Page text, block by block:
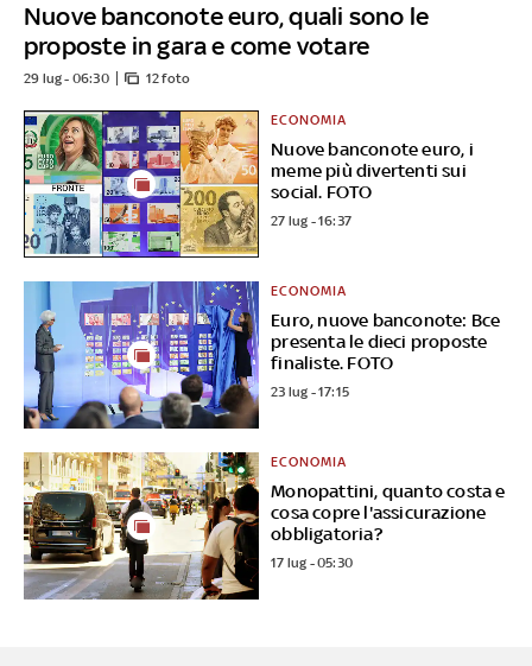
Nuove banconote euro, quali sono le
proposte in gara e come votare
29 lug - 06:30 12 foto
Nuove banconote euro, i
meme più divertenti sui
social. FOTO
ECONOMIA
27 lug - 16:37
Euro, nuove banconote: Bce
presenta le dieci proposte
finaliste. FOTO
ECONOMIA
23 lug - 17:15
Monopattini, quanto costa e
cosa copre l'assicurazione
obbligatoria?
ECONOMIA
17 lug - 05:30